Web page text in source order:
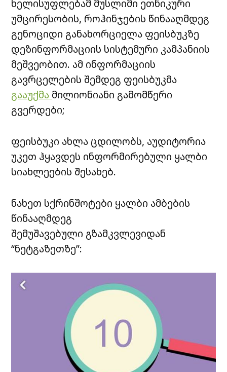
ხელისუფლებამ მუსლიმი ეთნიკური
უმცირესობის, როჰინჯების წინააღმდეგ
გენოციდი განახორციელა ფეისბუკზე
დეზინფორმაციის სისტემური კამპანიის
მეშვეობით. ამ ინფორმაციის
გავრცელების შემდეგ ფეისბუკმა
გააუქმა მილიონიანი გამომწერი
გვერდები;
ფეისბუკი ახლა ცდილობს, აუდიტორია
უკეთ ჰყავდეს ინფორმირებული ყალბი
სიახლეების შესახებ.
ნახეთ სქრინშოტები ყალბი ამბების
წინააღმდეგ
შემუშავებული გზამკვლევიდან
“ნეტგაზეთზე”: